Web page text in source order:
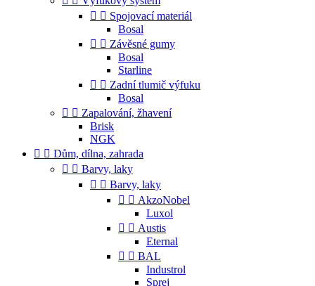
  Spojovací materiál
Bosal
  Závěsné gumy
Bosal
Starline
  Zadní tlumič výfuku
Bosal
  Zapalování, žhavení
Brisk
NGK
  Dům, dílna, zahrada
  Barvy, laky
  Barvy, laky
  AkzoNobel
Luxol
  Austis
Eternal
  BAL
Industrol
Sprej